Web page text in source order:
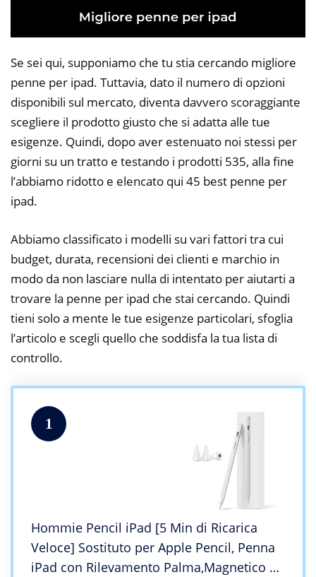
Se sei qui, supponiamo che tu stia cercando migliore
penne per ipad. Tuttavia, dato il numero di opzioni
disponibili sul mercato, diventa davvero scoraggiante
scegliere il prodotto giusto che si adatta alle tue
esigenze. Quindi, dopo aver estenuato noi stessi per
giorni su un tratto e testando i prodotti 535, alla fine
l’abbiamo ridotto e elencato qui 45 best penne per
ipad.
Abbiamo classificato i modelli su vari fattori tra cui
budget, durata, recensioni dei clienti e marchio in
modo da non lasciare nulla di intentato per aiutarti a
trovare la penne per ipad che stai cercando. Quindi
tieni solo a mente le tue esigenze particolari, sfoglia
l’articolo e scegli quello che soddisfa la tua lista di
controllo.
1
Hommie Pencil iPad [5 Min di Ricarica
Veloce] Sostituto per Apple Pencil, Penna
iPad con Rilevamento Palma,Magnetico e